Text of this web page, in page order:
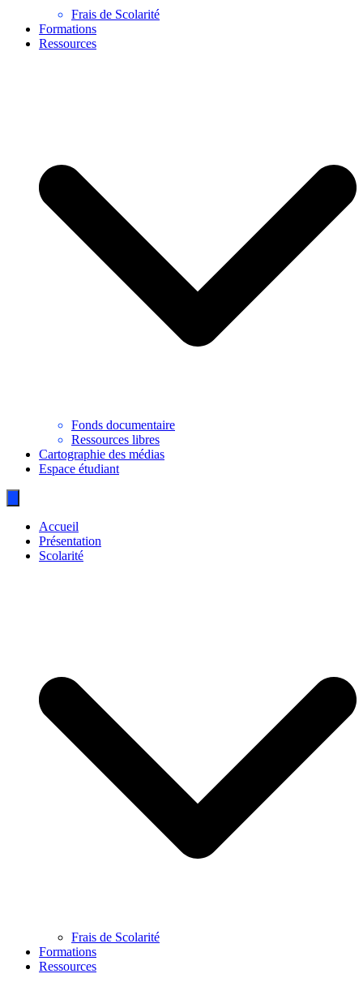
Frais de Scolarité
Formations
Ressources
Fonds documentaire
Ressources libres
Cartographie des médias
Espace étudiant
Accueil
Présentation
Scolarité
Frais de Scolarité
Formations
Ressources